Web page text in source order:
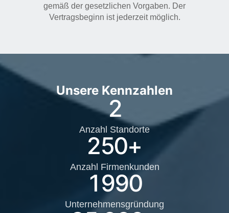
gemäß der gesetzlichen Vorgaben. Der
Vertragsbeginn ist jederzeit möglich.
Unsere Kennzahlen
2
Anzahl Standorte
250+
Anzahl Firmenkunden
1990
Unternehmensgründung